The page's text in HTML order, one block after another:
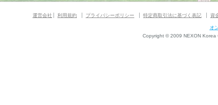
運営会社 利用規約 プライバシーポリシー 特定商取引法に基づく表記 資
オ
Copyright © 2009 NEXON Korea